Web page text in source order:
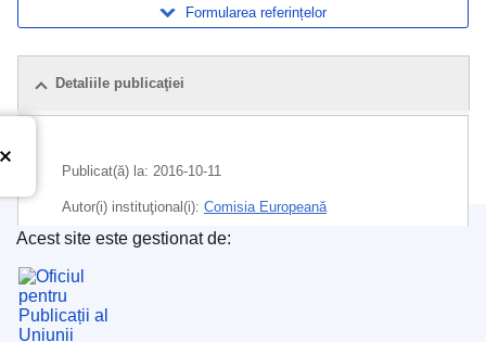
Formularea referințelor
Detaliile publicaţiei
Publicat(ă) la: 2016-10-11
Autor(i) instituţional(i): Comisia Europeană
,grăsimi
CELEX : C2016/372/02
Oficiul pentru Publicații al Uniunii Europene
Acest site este gestionat de: